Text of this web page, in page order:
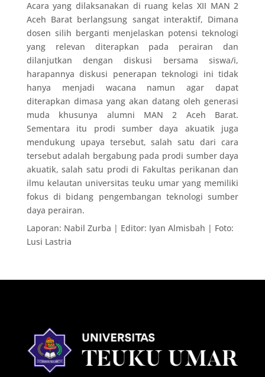
Acara yang dilaksanakan di ruang kelas XII MAN 2
Aceh Barat berlangsung sangat interaktif, Dimana
dosen silih berganti menjelaskan potensi teknologi
yang relevan diterapkan pada perairan dan
dilanjutkan dengan diskusi bersama siswa/i,
harapannya diskusi penerapan teknologi ini tidak
hanya menjadi wacana namun agar dapat
diterapkan dimasa yang akan datang oleh generasi
muda khusunya alumni MAN 2 Aceh Barat.
Sementara itu prodi sumber daya akuatik juga
mendukung upaya tersebut, salah satu dari cara
tersebut adalah bergabung pada prodi sumber daya
akuatik, salah satu prodi di Fakultas perikanan dan
ilmu kelautan universitas teuku umar yang memiliki
fokus di bidang pengembangan teknologi sumber
daya perairan.
Laporan: Nabil Zurba | Editor: Iyan Almisbah | Foto:
Lusi Lastria